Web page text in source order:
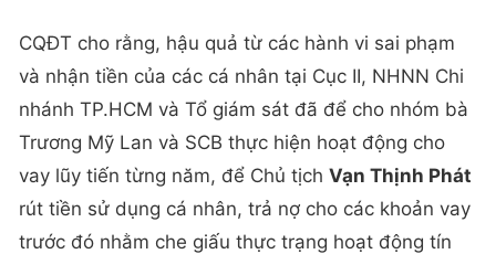
CQĐT cho rằng, hậu quả từ các hành vi sai phạm
và nhận tiền của các cá nhân tại Cục II, NHNN Chi
nhánh TP.HCM và Tổ giám sát đã để cho nhóm bà
Trương Mỹ Lan và SCB thực hiện hoạt động cho
vay lũy tiến từng năm, để Chủ tịch Vạn Thịnh Phát
rút tiền sử dụng cá nhân, trả nợ cho các khoản vay
trước đó nhằm che giấu thực trạng hoạt động tín